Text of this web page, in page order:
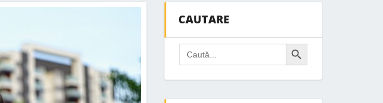
CAUTARE
Search
for:
Search Button